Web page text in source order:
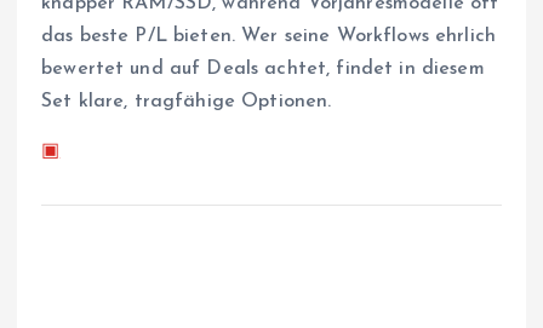
knapper RAM/SSD, während Vorjahresmodelle oft
das beste P/L bieten. Wer seine Workflows ehrlich
bewertet und auf Deals achtet, findet in diesem
Set klare, tragfähige Optionen.
▣